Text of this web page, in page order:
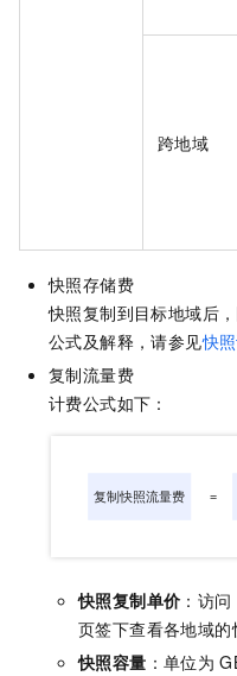
跨地域
快照存储费
快照复制到目标地域后
公式及解释，请参见快
复制流量费
计费公式如下：
快照复制单价 ：访问
页签下查看各地域的
快照容量 ：单位为